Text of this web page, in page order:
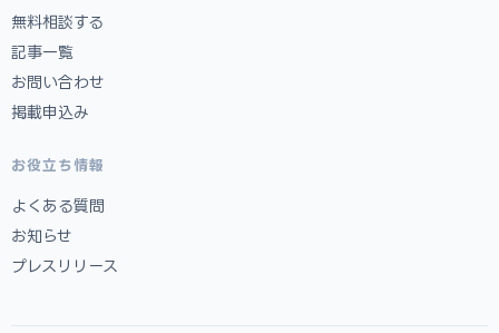
無料相談する
記事一覧
お問い合わせ
掲載申込み
お役立ち情報
よくある質問
お知らせ
プレスリリース